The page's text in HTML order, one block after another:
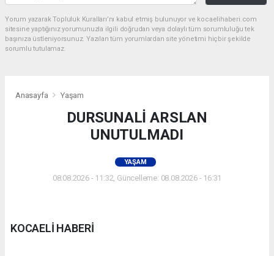
Yorum yazarak Topluluk Kuralları’nı kabul etmiş bulunuyor ve kocaelihaberi.com
sitesine yaptığınız yorumunuzla ilgili doğrudan veya dolaylı tüm sorumluluğu tek
başınıza üstleniyorsunuz. Yazılan tüm yorumlardan site yönetimi hiçbir şekilde
sorumlu tutulamaz.
Anasayfa Yaşam
DURSUNALİ ARSLAN
UNUTULMADI
YAŞAM
08.08.2026 - 11:32, Güncelleme: 08.08.2026 - 16:31
KOCAELİ HABERİ